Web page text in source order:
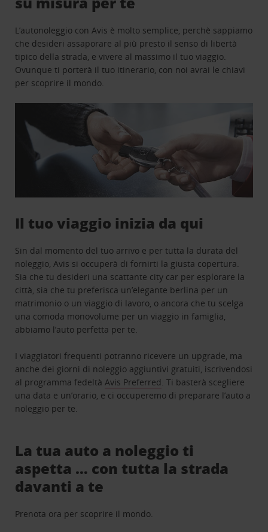
L’autonoleggio con Avis è molto semplice, perchè sappiamo
che desideri assaporare al più presto il senso di libertà
tipico della strada, e vivere al massimo il tuo viaggio.
Ovunque ti porterà il tuo itinerario, con noi avrai le chiavi
per scoprire il mondo.
Il tuo viaggio inizia da qui
Sin dal momento del tuo arrivo e per tutta la durata del
noleggio, Avis si occuperà di fornirti la giusta copertura.
Sia che tu desideri una scattante city car per esplorare la
città, sia che tu preferisca un’elegante berlina per un
matrimonio o un viaggio di lavoro, o ancora che tu scelga
una comoda monovolume per un viaggio in famiglia,
abbiamo l’auto perfetta per te.
I viaggiatori frequenti potranno ricevere un upgrade, ma
anche dei giorni di noleggio aggiuntivi gratuiti, iscrivendosi
al programma fedeltàAvis Preferred. Ti basterà scegliere
una data e un’orario, e ci occuperemo di preparare l’auto a
noleggio per te.
La tua auto a noleggio ti
aspetta … con tutta la strada
davanti a te
Prenota ora per scoprire il mondo.